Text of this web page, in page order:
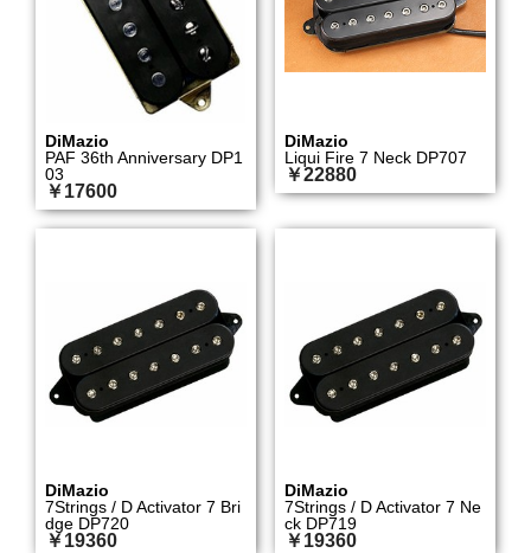
DiMazio
PAF 36th Anniversary DP1
03
￥17600
DiMazio
Liqui Fire 7 Neck DP707
￥22880
DiMazio
7Strings / D Activator 7 Bri
dge DP720
￥19360
DiMazio
7Strings / D Activator 7 Ne
ck DP719
￥19360